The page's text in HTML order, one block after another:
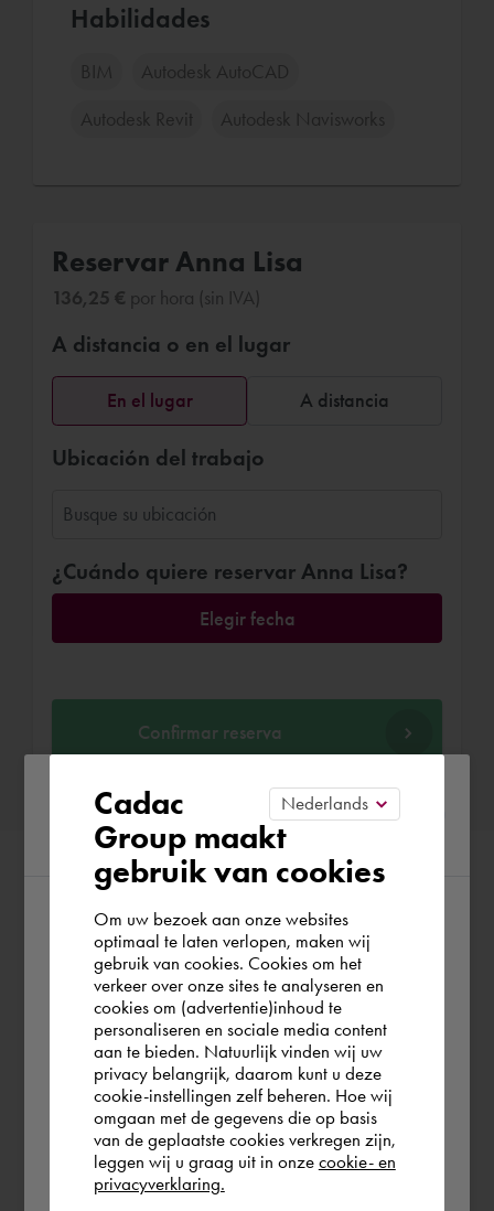
Habilidades
BIM Autodesk AutoCAD
Autodesk Revit Autodesk Navisworks
Reservar Anna Lisa
136,25 € por hora (sin IVA)
A distancia o en el lugar
En el lugar A distancia
Ubicación del trabajo
¿Cuándo quiere reservar Anna Lisa?
Elegir fecha
Confirmar reserva
Please confirm your current
region
According to us you are situated in Rest of
the world. Please confirm in which country
you wish to shop.
España
Rest of the world
Cadac
Group maakt
gebruik van cookies
Om uw bezoek aan onze websites
optimaal te laten verlopen, maken wij
gebruik van cookies. Cookies om het
verkeer over onze sites te analyseren en
cookies om (advertentie)inhoud te
personaliseren en sociale media content
aan te bieden. Natuurlijk vinden wij uw
privacy belangrijk, daarom kunt u deze
cookie-instellingen zelf beheren. Hoe wij
omgaan met de gegevens die op basis
van de geplaatste cookies verkregen zijn,
leggen wij u graag uit in onze cookie- en
privacyverklaring.